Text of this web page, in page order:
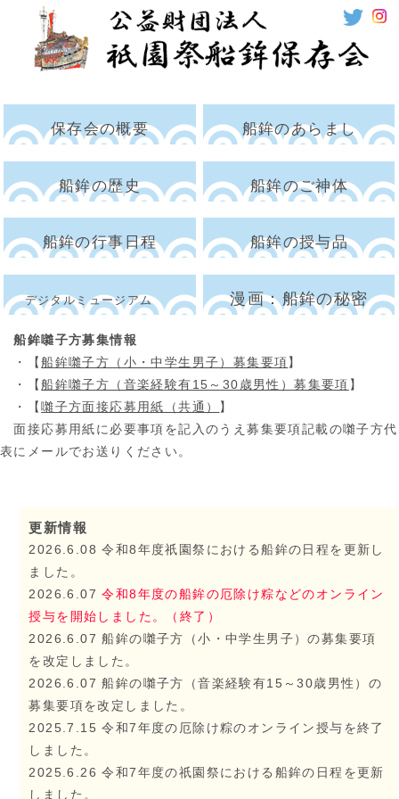
保存会の概要 船鉾のあらまし
船鉾の歴史 船鉾のご神体
船鉾の行事日程 船鉾の授与品
デジタルミュージアム 漫画：船鉾の秘密
船鉾囃子方募集情報
・
【船鉾囃子方（小・中学生男子）募集要項】
・
【船鉾囃子方（音楽経験有15～30歳男性）募集要項 】
・
【囃子方面接応募用紙（共通） 】
面接応募用紙に必要事項を記入のうえ募集要項記載の囃子方代
表にメールでお送りください。
更新情報
2026.6.08 令和8年度祇園祭における船鉾の日程を更新し
ました。
2026.6.07令和8年度の船鉾の厄除け粽などのオンライン
授与を開始しました。（終了）
2026.6.07 船鉾の囃子方（小・中学生男子）の募集要項
を改定しました。
2026.6.07 船鉾の囃子方（音楽経験有15～30歳男性）の
募集要項を改定しました。
2025.7.15 令和7年度の厄除け粽のオンライン授与を終了
しました。
2025.6.26 令和7年度の祇園祭における船鉾の日程を更新
しました。